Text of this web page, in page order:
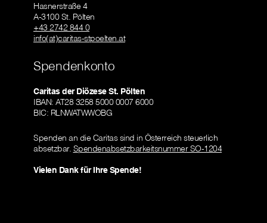
Hasnerstraße 4
A-3100 St. Pölten
+43 2742 844 0
info(at)caritas-stpoelten.at
Spendenkonto
Caritas der Diözese St. Pölten
IBAN: AT28 3258 5000 0007 6000
BIC: RLNWATWWOBG
Spenden an die Caritas sind in Österreich steuerlich
absetzbar. Spendenabsetzbarkeitsnummer SO-1204
Vielen Dank für Ihre Spende!